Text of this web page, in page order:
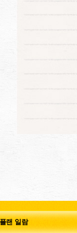
랜 일람